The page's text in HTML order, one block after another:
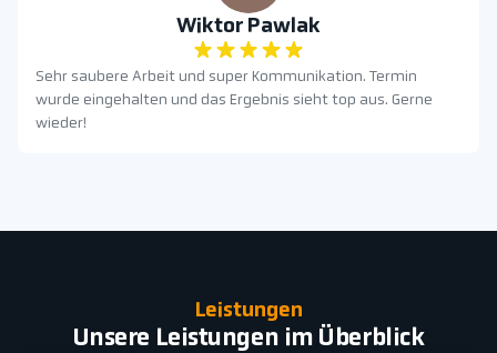
Wiktor Pawlak
Sehr saubere Arbeit und super Kommunikation. Termin
wurde eingehalten und das Ergebnis sieht top aus. Gerne
wieder!
Leistungen
Unsere Leistungen im Überblick